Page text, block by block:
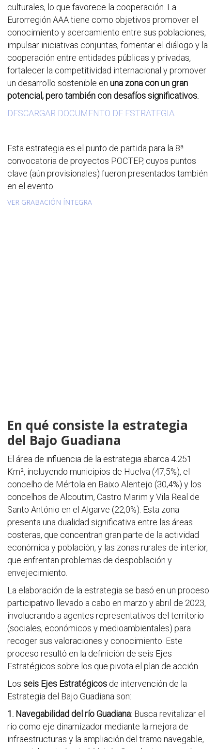
culturales, lo que favorece la cooperación. La
Eurorregión AAA tiene como objetivos promover el
conocimiento y acercamiento entre sus poblaciones,
impulsar iniciativas conjuntas, fomentar el diálogo y la
cooperación entre entidades públicas y privadas,
fortalecer la competitividad internacional y promover
un desarrollo sostenible en una zona con un gran
potencial, pero también con desafíos significativos.
DESCARGAR DOCUMENTO DE ESTRATEGIA
Esta estrategia es el punto de partida para la 8ª
convocatoria de proyectos POCTEP, cuyos puntos
clave (aún provisionales) fueron presentados también
en el evento.
VER GRABACIÓN ÍNTEGRA
En qué consiste la estrategia
del Bajo Guadiana
El área de influencia de la estrategia abarca 4.251
Km², incluyendo municipios de Huelva (47,5%), el
concelho de Mértola en Baixo Alentejo (30,4%) y los
concelhos de Alcoutim, Castro Marim y Vila Real de
Santo António en el Algarve (22,0%). Esta zona
presenta una dualidad significativa entre las áreas
costeras, que concentran gran parte de la actividad
económica y población, y las zonas rurales de interior,
que enfrentan problemas de despoblación y
envejecimiento.
La elaboración de la estrategia se basó en un proceso
participativo llevado a cabo en marzo y abril de 2023,
involucrando a agentes representativos del territorio
(sociales, económicos y medioambientales) para
recoger sus valoraciones y conocimiento. Este
proceso resultó en la definición de seis Ejes
Estratégicos sobre los que pivota el plan de acción.
Los seis Ejes Estratégicos de intervención de la
Estrategia del Bajo Guadiana son:
1. Navegabilidad del río Guadiana: Busca revitalizar el
río como eje dinamizador mediante la mejora de
infraestructuras y la ampliación del tramo navegable,